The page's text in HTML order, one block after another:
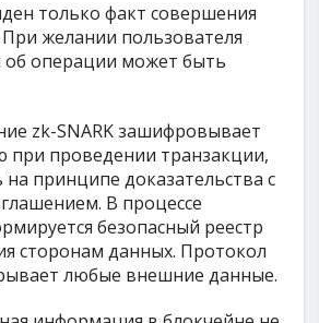
только факт совершения
желании пользователя
операции может быть
zk-SNARK зашифровывает
проведении транзакции,
на принципе доказательства с
В процессе
безопасный реестр
сторонам данных. Протокол
любые внешние данные.